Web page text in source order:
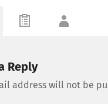
Reply
address will not be